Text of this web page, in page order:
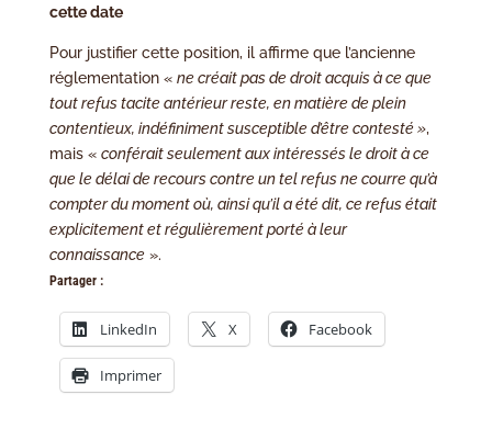
cette date
Pour justifier cette position, il affirme que l’ancienne
réglementation « ne créait pas de droit acquis à ce que
tout refus tacite antérieur reste, en matière de plein
contentieux, indéfiniment susceptible d’être contesté »,
mais « conférait seulement aux intéressés le droit à ce
que le délai de recours contre un tel refus ne courre qu’à
compter du moment où, ainsi qu’il a été dit, ce refus était
explicitement et régulièrement porté à leur
connaissance».
Partager :
LinkedIn X Facebook
Imprimer